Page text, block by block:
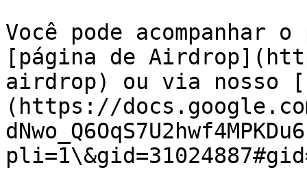
Você pode acompanhar
[página de
airdrop) ou via nosso
(https://